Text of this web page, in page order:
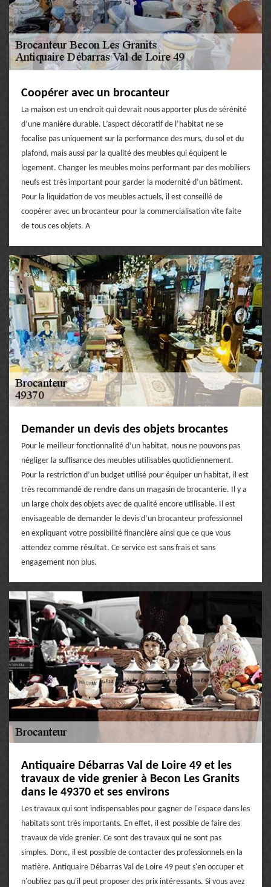
Coopérer avec un brocanteur
La maison est un endroit qui devrait nous apporter plus de sérénité
d’une manière durable. L’aspect décoratif de l’habitat ne se
focalise pas uniquement sur la performance des murs, du sol et du
plafond, mais aussi par la qualité des meubles qui équipent le
logement. Changer les meubles moins performant par des mobiliers
neufs est très important pour garder la modernité d’un bâtiment.
Pour la liquidation de vos meubles actuels, il est conseillé de
coopérer avec un brocanteur pour la commercialisation vite faite
de tous ces objets. A
Demander un devis des objets brocantes
Pour le meilleur fonctionnalité d’un habitat, nous ne pouvons pas
négliger la suffisance des meubles utilisables quotidiennement.
Pour la restriction d’un budget utilisé pour équiper un habitat, il est
très recommandé de rendre dans un magasin de brocanterie. Il y a
un large choix des objets avec de qualité encore utilisable. Il est
envisageable de demander le devis d’un brocanteur professionnel
en expliquant votre possibilité financière ainsi que ce que vous
attendez comme résultat. Ce service est sans frais et sans
engagement non plus.
Antiquaire Débarras Val de Loire 49 et les
travaux de vide grenier à Becon Les Granits
dans le 49370 et ses environs
Les travaux qui sont indispensables pour gagner de l'espace dans les
habitats sont très importants. En effet, il est possible de faire des
travaux de vide grenier. Ce sont des travaux qui ne sont pas
simples. Donc, il est possible de contacter des professionnels en la
matière. Antiquaire Débarras Val de Loire 49 peut s'en occuper et
n'oubliez pas qu'il peut proposer des prix intéressants. Si vous avez